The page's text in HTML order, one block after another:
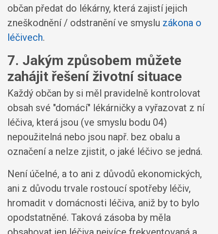
občan předat do lékárny, která zajistí jejich
zneškodnění / odstranění ve smyslu zákona o
léčivech.
7. Jakým způsobem můžete
zahájit řešení životní situace
Každý občan by si měl pravidelně kontrolovat
obsah své "domácí" lékárničky a vyřazovat z ní
léčiva, která jsou (ve smyslu bodu 04)
nepoužitelná nebo jsou např. bez obalu a
označení a nelze zjistit, o jaké léčivo se jedná.
Není účelné, a to ani z důvodů ekonomických,
ani z důvodu trvale rostoucí spotřeby léčiv,
hromadit v domácnosti léčiva, aniž by to bylo
opodstatněné. Taková zásoba by měla